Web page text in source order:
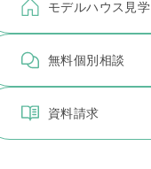
モデルハウス見学
無料個別相談
資料請求